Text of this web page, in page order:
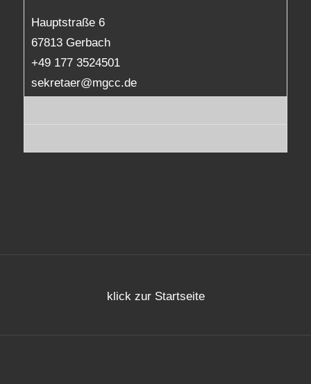
Hauptstraße 6
67813 Gerbach
+49 177 3524501
sekretaer@mgcc.de
klick zur Startseite